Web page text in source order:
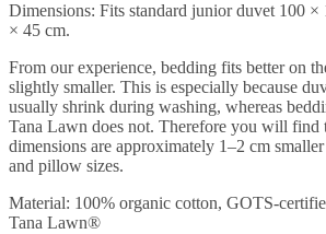
Dimensions: Fits standard junior duvet 100
× 45 cm.
From our experience, bedding fits better on
slightly smaller. This is especially because
usually shrink during washing, whereas
Tana Lawn does not. Therefore you will find
dimensions are approximately 1–2 cm
and pillow sizes.
Material: 100% organic cotton, GOTS-
Tana Lawn®